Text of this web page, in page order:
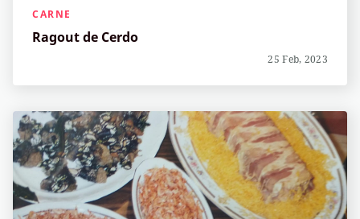
CARNE
Ragout de Cerdo
25 Feb, 2023